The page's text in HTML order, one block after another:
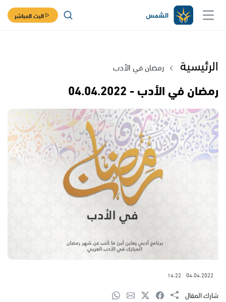
البث المباشر
الرئيسية رمضان في الأدب
رمضان في الأدب - 04.04.2022
04.04.2022
14:22
شارك المقال